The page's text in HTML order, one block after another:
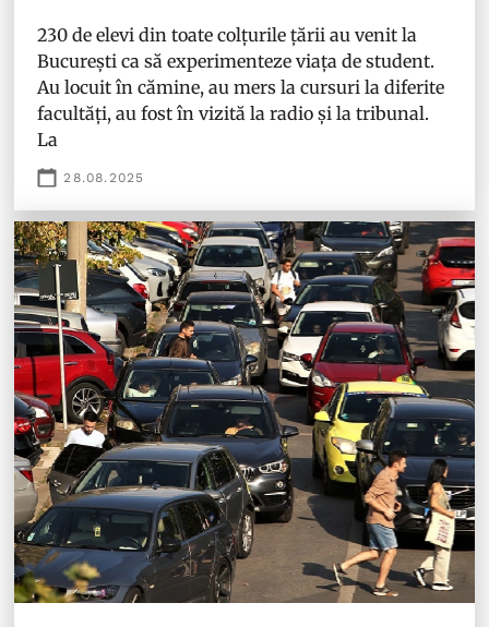
230 de elevi din toate colțurile țării au venit la
București ca să experimenteze viața de student.
Au locuit în cămine, au mers la cursuri la diferite
facultăți, au fost în vizită la radio și la tribunal.
La
28.08.2025